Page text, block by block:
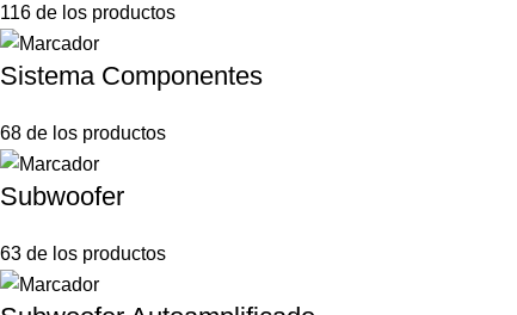
116 de los productos
Sistema Componentes
68 de los productos
Subwoofer
63 de los productos